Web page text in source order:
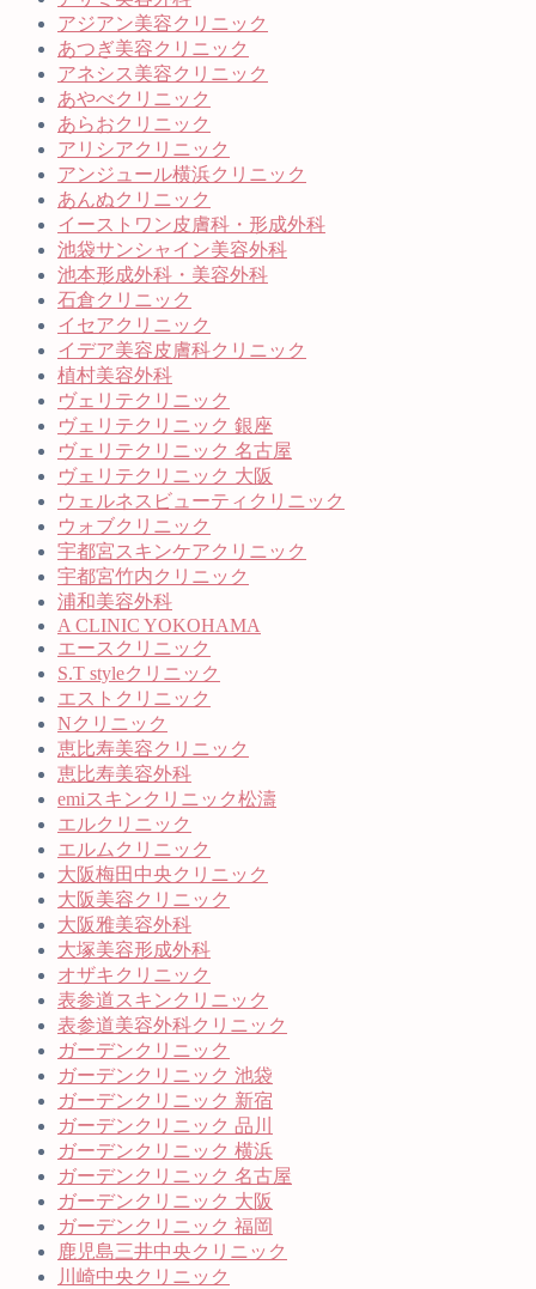
アジアン美容クリニック
あつぎ美容クリニック
アネシス美容クリニック
あやべクリニック
あらおクリニック
アリシアクリニック
アンジュール横浜クリニック
あんぬクリニック
イーストワン皮膚科・形成外科
池袋サンシャイン美容外科
池本形成外科・美容外科
石倉クリニック
イセアクリニック
イデア美容皮膚科クリニック
植村美容外科
ヴェリテクリニック
ヴェリテクリニック 銀座
ヴェリテクリニック 名古屋
ヴェリテクリニック 大阪
ウェルネスビューティクリニック
ウォブクリニック
宇都宮スキンケアクリニック
宇都宮竹内クリニック
浦和美容外科
A CLINIC YOKOHAMA
エースクリニック
S.T styleクリニック
エストクリニック
Nクリニック
恵比寿美容クリニック
恵比寿美容外科
emiスキンクリニック松濤
エルクリニック
エルムクリニック
大阪梅田中央クリニック
大阪美容クリニック
大阪雅美容外科
大塚美容形成外科
オザキクリニック
表参道スキンクリニック
表参道美容外科クリニック
ガーデンクリニック
ガーデンクリニック 池袋
ガーデンクリニック 新宿
ガーデンクリニック 品川
ガーデンクリニック 横浜
ガーデンクリニック 名古屋
ガーデンクリニック 大阪
ガーデンクリニック 福岡
鹿児島三井中央クリニック
川崎中央クリニック